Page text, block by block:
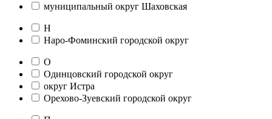
муниципальный округ Шаховская
Н
Наро-Фоминский городской округ
О
Одинцовский городской округ
округ Истра
Орехово-Зуевский городской округ